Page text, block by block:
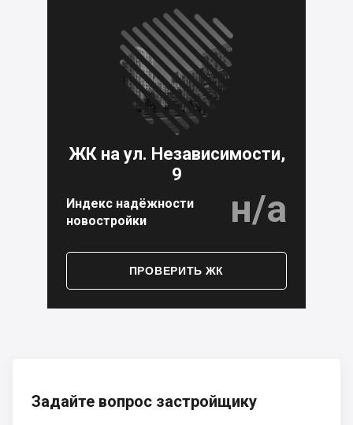
ЖК на ул. Независимости,
9
Индекс надёжности
новостройки
н/а
ПРОВЕРИТЬ ЖК
Задайте вопрос застройщику